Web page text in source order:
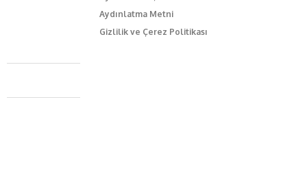
Aydınlatma Metni
Gizlilik ve Çerez Politikası
Caferağa Mah. Dr. Şakir Paşa Sok. No3/A Kadıköy İstanbul
+90 543 345 46 00